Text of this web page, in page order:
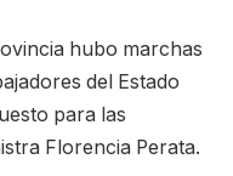
hubo marchas
del Estado
para las
Florencia Perata.